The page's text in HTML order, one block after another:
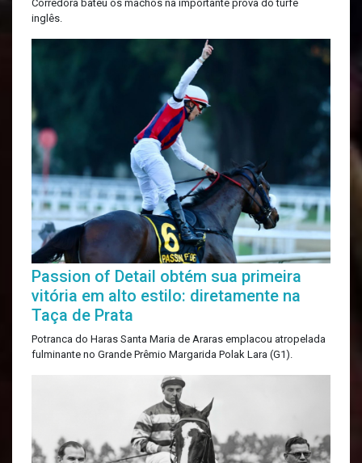
Corredora bateu os machos na importante prova do turfe
inglês.
Passion of Detail obtém sua primeira
vitória em alto estilo: diretamente na
Taça de Prata
Potranca do Haras Santa Maria de Araras emplacou atropelada
fulminante no Grande Prêmio Margarida Polak Lara (G1).